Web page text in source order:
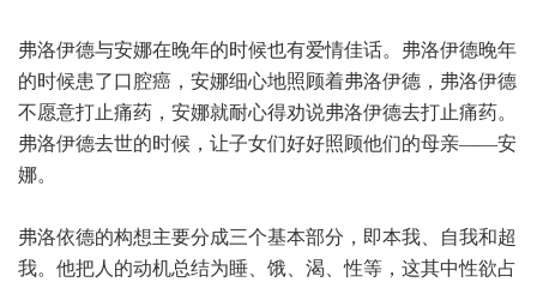
弗洛伊德与安娜在晚年的时候也有爱情佳话。弗洛伊德晚年
的时候患了口腔癌，安娜细心地照顾着弗洛伊德，弗洛伊德
不愿意打止痛药，安娜就耐心得劝说弗洛伊德去打止痛药。
弗洛伊德去世的时候，让子女们好好照顾他们的母亲——安
娜。
弗洛依德的构想主要分成三个基本部分，即本我、自我和超
我。他把人的动机总结为睡、饿、渴、性等，这其中性欲占